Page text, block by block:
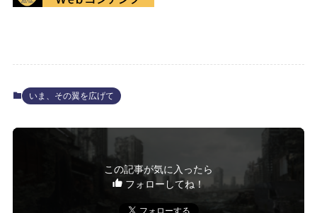
いま、その翼を広げて
この記事が気に入ったら
フォローしてね！